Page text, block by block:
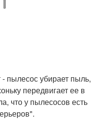
пылесос убирает пыль,
передвигает ее в
что у пылесосов есть